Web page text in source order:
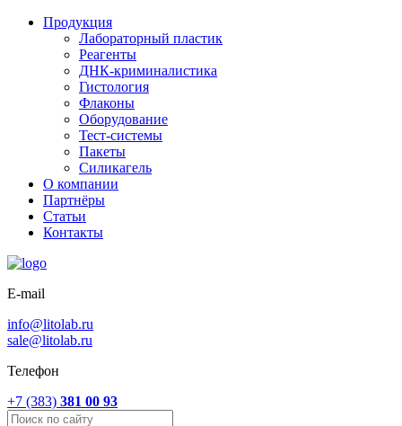
Продукция
Лабораторный пластик
Реагенты
ДНК-криминалистика
Гистология
Флаконы
Оборудование
Тест-системы
Пакеты
Силикагель
О компании
Партнёры
Статьи
Контакты
E-mail
info@litolab.ru
sale@litolab.ru
Телефон
+7 (383) 381 00 93